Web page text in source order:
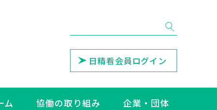
日精看会員ログイン
ム 協働の取り組み 企業・団体